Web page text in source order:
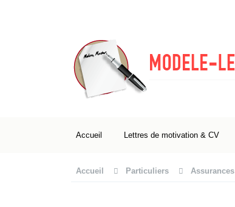
Accueil Lettres de motivation & CV
Accueil Particuliers Assurances